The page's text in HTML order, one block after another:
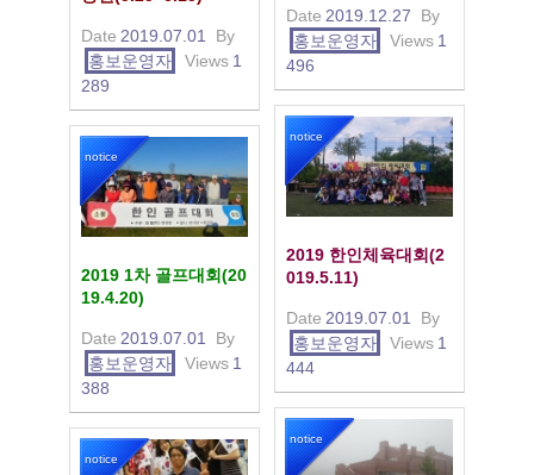
Date 2019.12.27
By
홍보운영자
Views 1
496
Date 2019.07.01
By
홍보운영자
Views 1
289
notice
2019 한인체육대회(2
019.5.11)
Date 2019.07.01
By
홍보운영자
Views 1
444
notice
2019 1차 골프대회(20
19.4.20)
Date 2019.07.01
By
홍보운영자
Views 1
388
notice
notice